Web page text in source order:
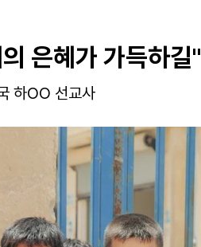
은혜가 가득하길"
하OO 선교사